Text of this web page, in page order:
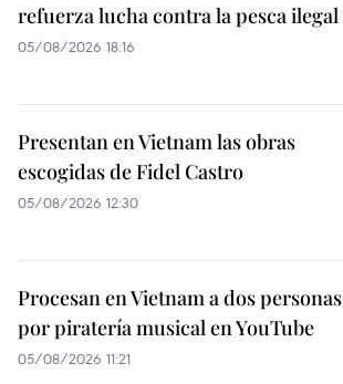
refuerza lucha contra la pesca ilegal
05/08/2026 18:16
Presentan en Vietnam las obras
escogidas de Fidel Castro
05/08/2026 12:30
Procesan en Vietnam a dos personas
por piratería musical en YouTube
05/08/2026 11:21